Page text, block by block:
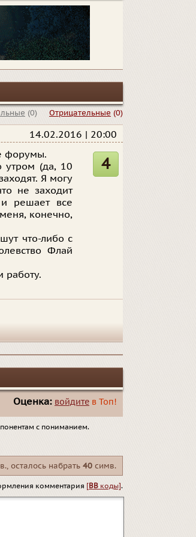
Отрицательные (0)
(0)
14.02.2016 | 20:00
форумы.
утром (да, 10
Я могу
не заходит
решает все
конечно,
что-либо с
Флай
работу.
4
Оценка: войдите в Топ!
с пониманием.
осталось набрать 40 симв.
комментария [BB коды].